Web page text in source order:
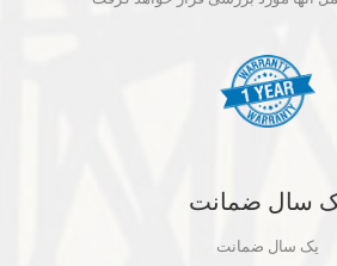
سال ضمانت
یک سال ضمانت